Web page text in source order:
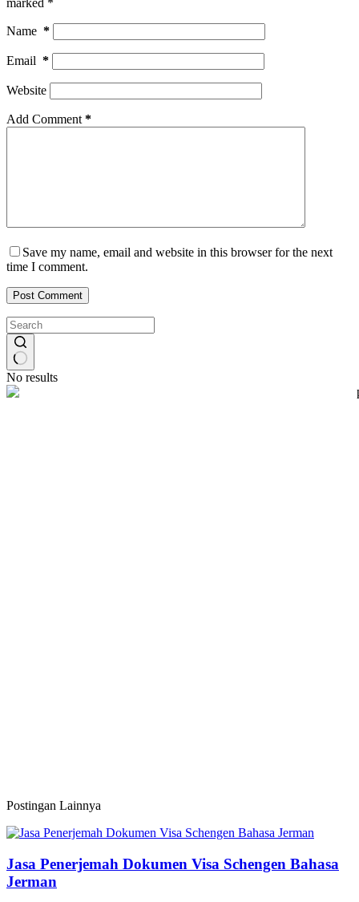
marked *
Name *
Email *
Website
Add Comment*
Save my name, email and website in this browser for the next
time I comment.
Post Comment
No results
Postingan Lainnya
Jasa Penerjemah Dokumen Visa Schengen Bahasa
Jerman